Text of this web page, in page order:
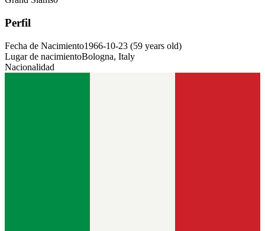
Perfil
Fecha de Nacimiento1966-10-23 (59 years old)
Lugar de nacimientoBologna, Italy
Nacionalidad